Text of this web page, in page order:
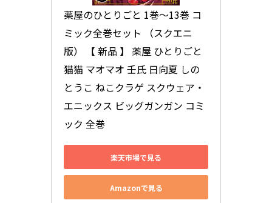
薬屋のひとりごと 1巻～13巻 コ
ミック全巻セット （スクエニ
版） 【 新品 】 薬屋 ひとりごと
猫猫 マオマオ 壬氏 日向夏 しの
とうこ ねこクラゲ スクウェア・
エニックス ビッグガンガン コミ
ック 全巻
楽天市場で見る
Amazonで見る